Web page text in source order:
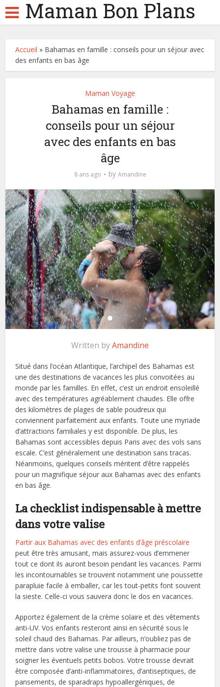
Maman Bon Plans
Accueil » Bahamas en famille : conseils pour un séjour avec
des enfants en bas âge
Maman Voyage
Bahamas en famille :
conseils pour un séjour
avec des enfants en bas
âge
8 ans ago by Amandine
Written byAmandine
Situé dans l’océan Atlantique, l’archipel des Bahamas est
une des destinations de vacances les plus convoitées au
monde par les familles. En effet, c’est un endroit ensoleillé
avec des températures agréablement chaudes. Elle offre
des kilomètres de plages de sable poudreux qui
conviennent parfaitement aux enfants. Toute une myriade
d’attractions familiales y est disponible. De plus, les
Bahamas sont accessibles depuis Paris avec des vols sans
escale. C’est généralement une destination sans tracas.
Néanmoins, quelques conseils méritent d’être rappelés
pour un magnifique séjour aux Bahamas avec des enfants
en bas âge.
La checklist indispensable à mettre
dans votre valise
Partir aux Bahamas avec des enfants d’âge préscolaire
peut être très amusant, mais assurez-vous d’emmener
tout ce dont ils auront besoin pendant les vacances. Parmi
les incontournables se trouvent notamment une poussette
parapluie facile à emballer, car les tout-petits font souvent
la sieste. Celle-ci vous sauvera donc le dos en vacances.
Apportez également de la crème solaire et des vêtements
anti-UV. Vos enfants resteront ainsi en sécurité sous le
soleil chaud des Bahamas. Par ailleurs, n’oubliez pas de
mettre dans votre valise une trousse à pharmacie pour
soigner les éventuels petits bobos. Votre trousse devrait
être composée d’anti-inflammatoires, d’antiseptiques, de
pansements, de sparadraps hypoallergéniques, de